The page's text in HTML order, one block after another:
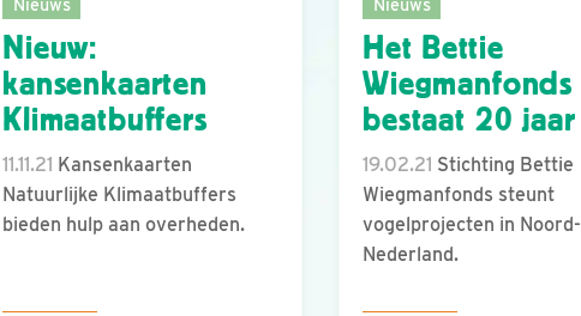
Nieuw:
kansenkaarten
Klimaatbuffers
11.11.21 Kansenkaarten
Natuurlijke Klimaatbuffers
bieden hulp aan overheden.
Het Bettie
Wiegmanfonds
bestaat 20 jaar
19.02.21 Stichting Bettie
Wiegmanfonds steunt
vogelprojecten in Noord-
Nederland.